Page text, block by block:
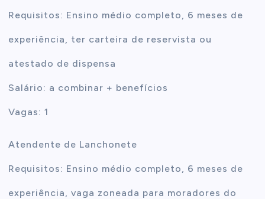
Requisitos: Ensino médio completo, 6 meses de
experiência, ter carteira de reservista ou
atestado de dispensa
Salário: a combinar + benefícios
Vagas: 1
Atendente de Lanchonete
Requisitos: Ensino médio completo, 6 meses de
experiência, vaga zoneada para moradores do